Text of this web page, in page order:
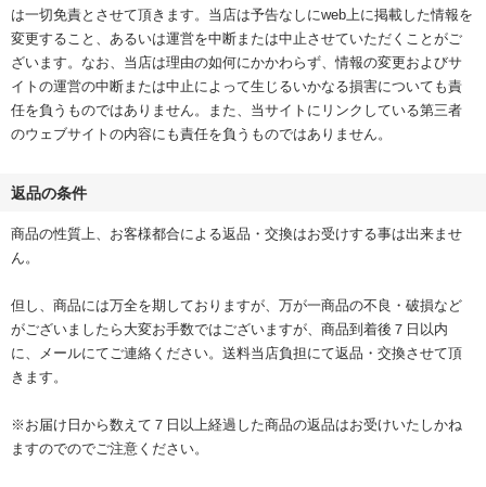
は一切免責とさせて頂きます。当店は予告なしにweb上に掲載した情報を
変更すること、あるいは運営を中断または中止させていただくことがご
ざいます。なお、当店は理由の如何にかかわらず、情報の変更およびサ
イトの運営の中断または中止によって生じるいかなる損害についても責
任を負うものではありません。また、当サイトにリンクしている第三者
のウェブサイトの内容にも責任を負うものではありません。
返品の条件
商品の性質上、お客様都合による返品・交換はお受けする事は出来ませ
ん。
但し、商品には万全を期しておりますが、万が一商品の不良・破損など
がございましたら大変お手数ではございますが、商品到着後７日以内
に、メールにてご連絡ください。送料当店負担にて返品・交換させて頂
きます。
※お届け日から数えて７日以上経過した商品の返品はお受けいたしかね
ますのでのでご注意ください。